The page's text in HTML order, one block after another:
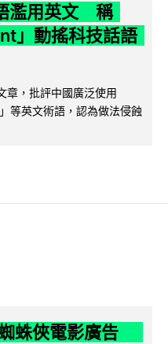
濫用英文 稱
」動搖科技話語
章，批評中國廣泛使用
等英文術語，認為做法侵蝕
蛛俠電影廣告